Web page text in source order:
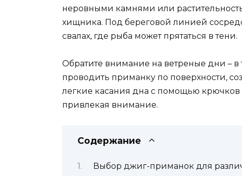
неровными камнями или
хищника. Под береговой линией
свалах, где рыба может прятаться в тени.
Обратите внимание на ветреные дни –
проводить приманку по поверхности,
легкие касания дна с помощью крючков
привлекая внимание.
Содержание
Выбор джиг-приманок для